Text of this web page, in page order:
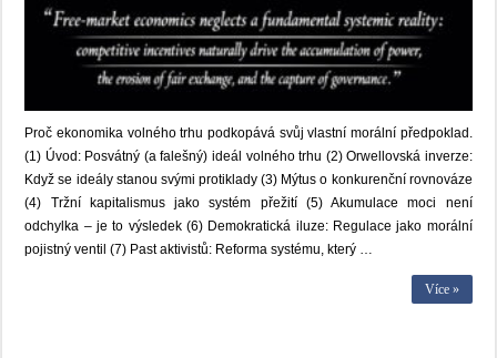
Proč ekonomika volného trhu podkopává svůj vlastní morální předpoklad.
(1) Úvod: Posvátný (a falešný) ideál volného trhu (2) Orwellovská inverze:
Když se ideály stanou svými protiklady (3) Mýtus o konkurenční rovnováze
(4) Tržní kapitalismus jako systém přežití (5) Akumulace moci není
odchylka – je to výsledek (6) Demokratická iluze: Regulace jako morální
pojistný ventil (7) Past aktivistů: Reforma systému, který …
Více »